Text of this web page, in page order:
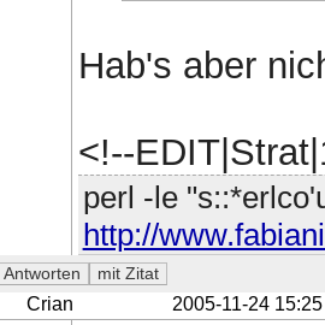
Hab's aber
<!--
perl -le
http://
Crian 2005-11-24 15:25